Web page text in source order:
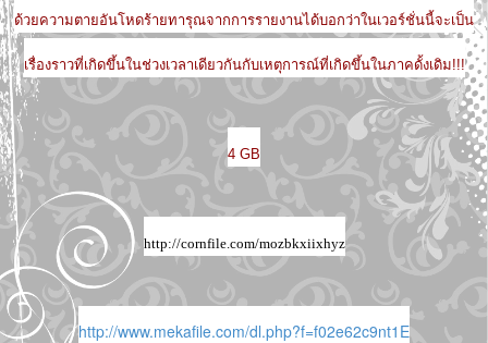
ด้วยความตายอันโหดร้ายทารุณจากการรายงานได้บอกว่าในเวอร์ชั่นนี้จะเป็น
เรื่องราวที่เกิดขึ้นในช่วงเวลาเดียวกันกับเหตุการณ์ที่เกิดขึ้นในภาคดั้งเดิม!!!
4 GB
http://cornfile.com/mozbkxiixhyz
http://www.mekafile.com/dl.php?f=f02e62c9nt1E